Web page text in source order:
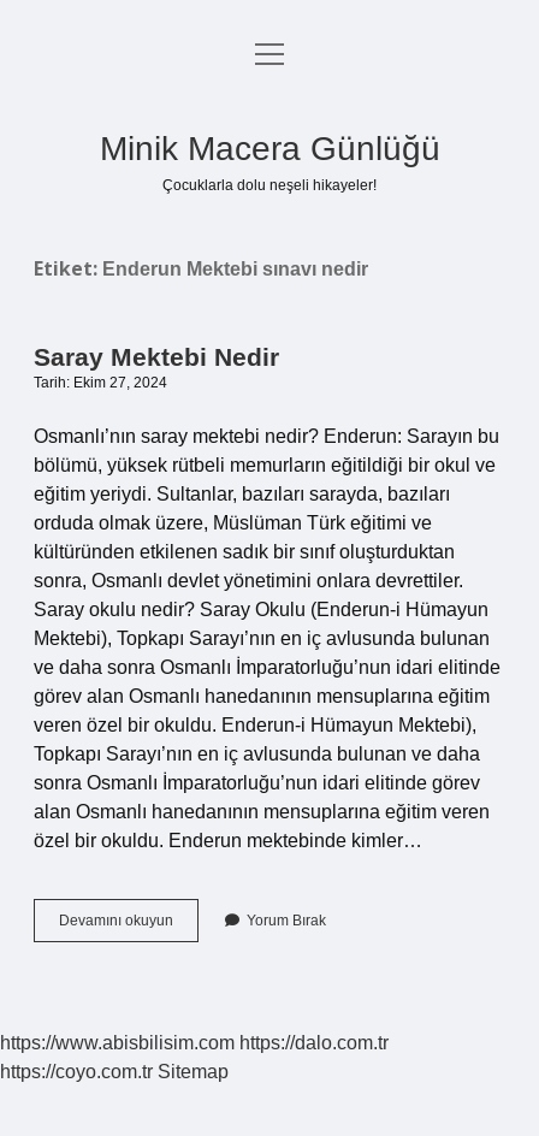
Anasayfa
menüyü
Minik Macera Günlüğü
Çocuklarla dolu neşeli hikayeler!
Etiket: Enderun Mektebi sınavı nedir
Saray Mektebi Nedir
Tarih: Ekim 27, 2024
Osmanlı’nın saray mektebi nedir? Enderun: Sarayın bu
bölümü, yüksek rütbeli memurların eğitildiği bir okul ve
eğitim yeriydi. Sultanlar, bazıları sarayda, bazıları
orduda olmak üzere, Müslüman Türk eğitimi ve
kültüründen etkilenen sadık bir sınıf oluşturduktan
sonra, Osmanlı devlet yönetimini onlara devrettiler.
Saray okulu nedir? Saray Okulu (Enderun-i Hümayun
Mektebi), Topkapı Sarayı’nın en iç avlusunda bulunan
ve daha sonra Osmanlı İmparatorluğu’nun idari elitinde
görev alan Osmanlı hanedanının mensuplarına eğitim
veren özel bir okuldu. Enderun-i Hümayun Mektebi),
Topkapı Sarayı’nın en iç avlusunda bulunan ve daha
sonra Osmanlı İmparatorluğu’nun idari elitinde görev
alan Osmanlı hanedanının mensuplarına eğitim veren
özel bir okuldu. Enderun mektebinde kimler…
Devamını okuyun
Mektebi
Yorum Bırak
https://www.abisbilisim.com https://dalo.com.tr
https://coyo.com.tr Sitemap